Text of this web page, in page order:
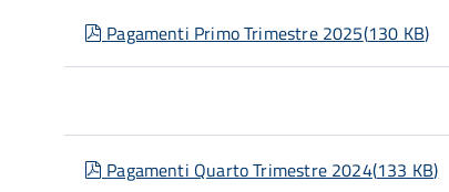
pdf
Pagamenti Primo Trimestre 2025(130 KB)
pdf
Pagamenti Quarto Trimestre 2024(133 KB)